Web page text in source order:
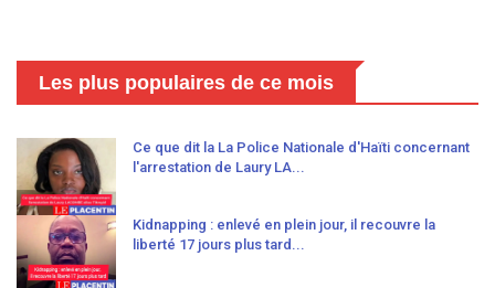
Les plus populaires de ce mois
Ce que dit la La Police Nationale d'Haïti concernant
l'arrestation de Laury LA...
Kidnapping : enlevé en plein jour, il recouvre la
liberté 17 jours plus tard...